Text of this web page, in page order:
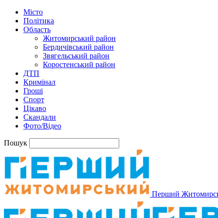
Місто
Політика
Область
Житомирський район
Бердичівський район
Звягельський район
Коростенський район
ДТП
Кримінал
Гроші
Спорт
Цікаво
Скандали
Фото/Відео
Пошук
Перший